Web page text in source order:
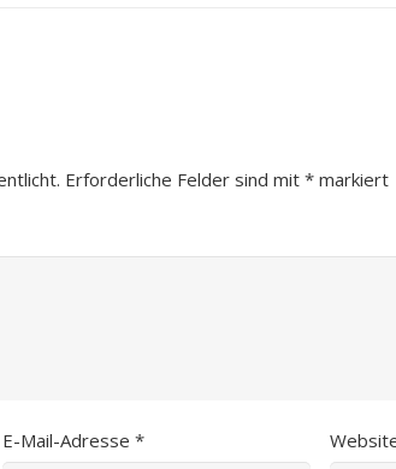
Erforderliche Felder sind mit * markiert
E-Mail-Adresse*